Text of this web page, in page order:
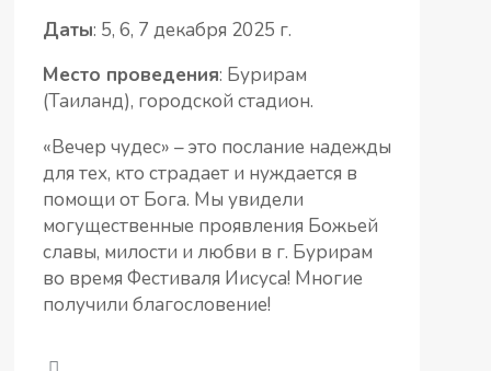
Даты: 5, 6, 7 декабря 2025 г.
Место проведения: Бурирам
(Таиланд), городской стадион.
«Вечер чудес» – это послание надежды
для тех, кто страдает и нуждается в
помощи от Бога. Мы увидели
могущественные проявления Божьей
славы, милости и любви в г. Бурирам
во время Фестиваля Иисуса! Многие
получили благословение!